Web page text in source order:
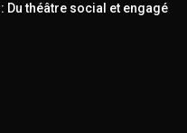
Du théâtre social et engagé